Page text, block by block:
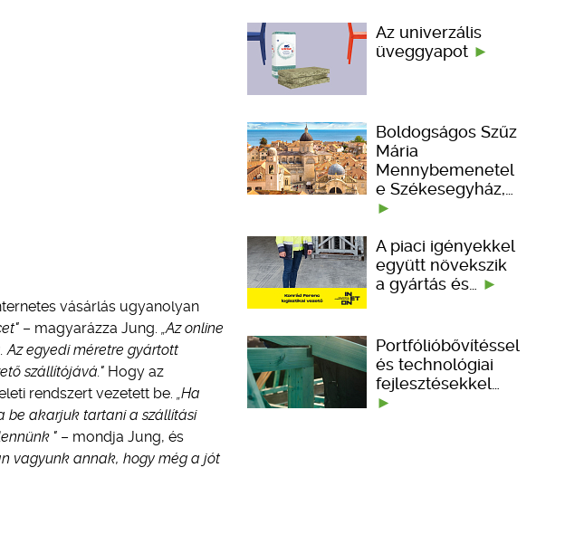
vásárlás ugyanolyan
– magyarázza Jung. „Az online
Az egyedi méretre gyártott
szállítójává." Hogy az
rendszert vezetett be. „Ha
be akarjuk tartani a szállítási
" – mondja Jung, és
vagyunk annak, hogy még a jót
Az univerzális
üveggyapot
Boldogságos Szűz
Mária
Mennybemenetel
e Székesegyház,…
A piaci igényekkel
együtt növekszik
a gyártás és…
Portfólióbővítéssel
és technológiai
fejlesztésekkel…